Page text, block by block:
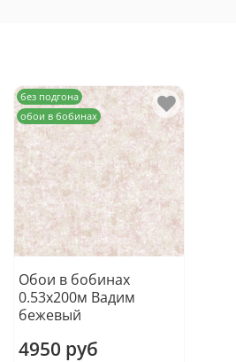
без подгона
обои в бобинах
Обои в бобинах
0.53х200м Вадим
бежевый
4950 руб